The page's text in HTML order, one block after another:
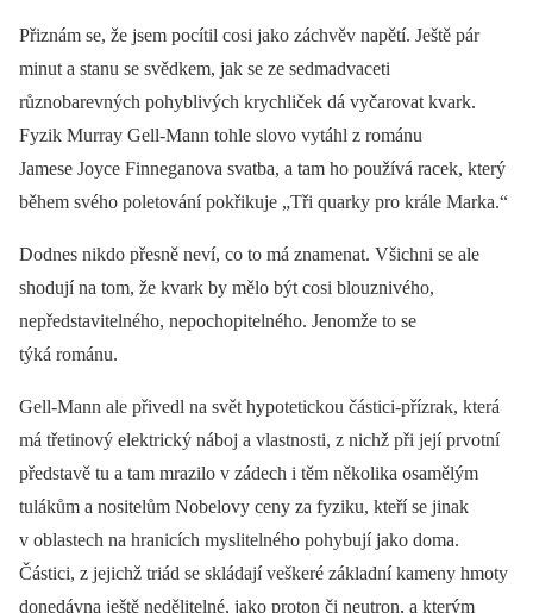
Přiznám se, že jsem pocítil cosi jako záchvěv napětí. Ještě pár
minut a stanu se svědkem, jak se ze sedmadvaceti
různobarevných pohyblivých krychliček dá vyčarovat kvark.
Fyzik Murray Gell-Mann tohle slovo vytáhl z románu
Jamese Joyce Finneganova svatba, a tam ho používá racek, který
během svého poletování pokřikuje „Tři quarky pro krále Marka.“
Dodnes nikdo přesně neví, co to má znamenat. Všichni se ale
shodují na tom, že kvark by mělo být cosi blouznivého,
nepředstavitelného, nepochopitelného. Jenomže to se
týká románu.
Gell-Mann ale přivedl na svět hypotetickou částici-přízrak, která
má třetinový elektrický náboj a vlastnosti, z nichž při její prvotní
představě tu a tam mrazilo v zádech i těm několika osamělým
tulákům a nositelům Nobelovy ceny za fyziku, kteří se jinak
v oblastech na hranicích myslitelného pohybují jako doma.
Částici, z jejichž triád se skládají veškeré základní kameny hmoty
donedávna ještě nedělitelné, jako proton či neutron, a kterým